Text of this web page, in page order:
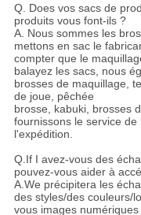
Q. Does vos sacs de
produits vous font-ils ?
A. Nous sommes les
mettons en sac le
compter que le
balayez les sacs, nous
brosses de maquillage,
de joue, pêchée
brosse, kabuki, brosses
fournissons le service
l'expédition.
Q.If I avez-vous des
pouvez-vous aider à
A.We précipitera les
des styles/des couleurs/
vous images